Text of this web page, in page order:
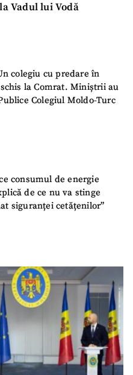
Vadul lui Vodă
colegiu cu predare în
la Comrat. Miniștrii au
Colegiul Moldo-Turc
consumul de energie
de ce nu va stinge
siguranței cetățenilor”